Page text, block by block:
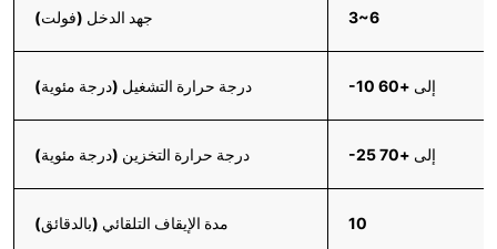
جهد الدخل (فولت) 3~6
درجة حرارة التشغيل (درجة مئوية) -10 إلى +60
درجة حرارة التخزين (درجة مئوية) -25 إلى +70
مدة الإيقاف التلقائي (بالدقائق) 10